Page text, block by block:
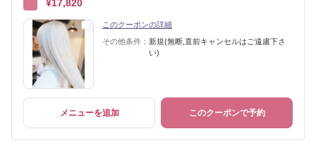
¥17,820
このクーポンの詳細
その他条件： 新規(無断,直前キャンセルはご遠慮下さ
い)
メニューを追加 このクーポンで予約